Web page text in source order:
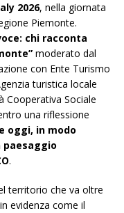
2026, nella giornata
Piemonte.
chi racconta
moderato dal
con Ente Turismo
turistica locale
Cooperativa Sociale
una riflessione
oggi, in modo
paesaggio
.
territorio che va oltre
evidenza come il